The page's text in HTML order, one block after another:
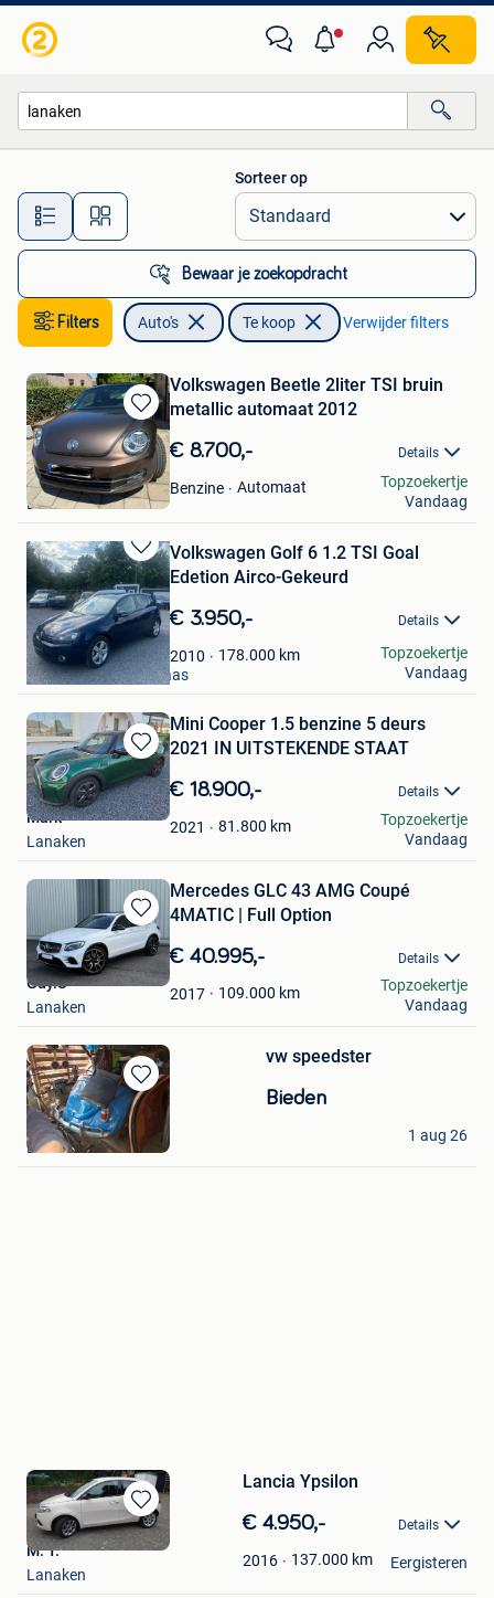
Alle afstanden…
Sorteer op
Bewaar je zoekopdracht
Filters Auto's Te koop Verwijder filters
Bewaren
in
Mijn
Favorieten
Volkswagen Beetle 2liter TSI bruin
metallic automaat 2012
€ 8.700,- Details
Benzine Automaat
Marian
Lanaken
Topzoekertje
Vandaag
Bewaren
in
Mijn
Favorieten
Volkswagen Golf 6 1.2 TSI Goal
Edetion Airco-Gekeurd
€ 3.950,- Details
2010 178.000 km
LC Cars Lanaken
Mechelen-Aan-De-Maas
Topzoekertje
Vandaag
Bewaren
in
Mijn
Favorieten
Mini Cooper 1.5 benzine 5 deurs
2021 IN UITSTEKENDE STAAT
€ 18.900,- Details
2021 81.800 km
Mark
Lanaken
Topzoekertje
Vandaag
Bewaren
in
Mijn
Favorieten
Mercedes GLC 43 AMG Coupé
4MATIC | Full Option
€ 40.995,- Details
2017 109.000 km
Guy.S
Lanaken
Topzoekertje
Vandaag
Bewaren
in
Mijn
Favorieten
vw speedster
Bieden
Mathieu
Lanaken
1 aug 26
Bewaren
in
Lancia Ypsilon
€ 4.950,- Details
2016 137.000 km
M. T.
Lanaken
Eergisteren